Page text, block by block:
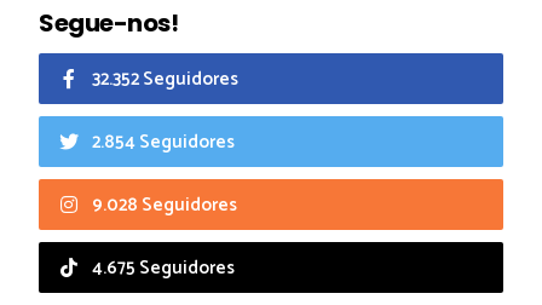
Segue-nos!
32.352 Seguidores
2.854 Seguidores
9.028 Seguidores
4.675 Seguidores